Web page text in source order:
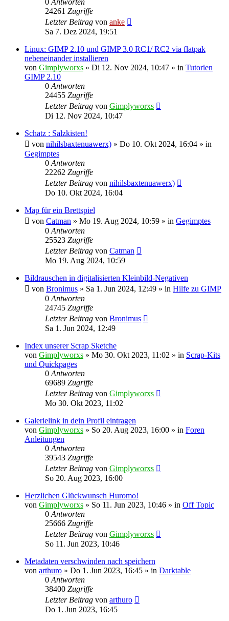
24261 Zugriffe
Letzter Beitrag von anke
Sa 7. Dez 2024, 19:51
Linux: GIMP 2.10 und GIMP 3.0 RC1/ RC2 via flatpak
nebeneinander installieren
von Gimplyworxs » Di 12. Nov 2024, 10:47 » in Tutorien
GIMP 2.10
0 Antworten
24455 Zugriffe
Letzter Beitrag von Gimplyworxs
Di 12. Nov 2024, 10:47
Schatz : Salzkisten!
von nihilsbaxtenuawerx) » Do 10. Okt 2024, 16:04 » in
Gegimptes
0 Antworten
22262 Zugriffe
Letzter Beitrag von nihilsbaxtenuawerx)
Do 10. Okt 2024, 16:04
Map für ein Brettspiel
von Catman » Mo 19. Aug 2024, 10:59 » in Gegimptes
0 Antworten
25523 Zugriffe
Letzter Beitrag von Catman
Mo 19. Aug 2024, 10:59
Bildrauschen in digitalisierten Kleinbild-Negativen
von Bronimus » Sa 1. Jun 2024, 12:49 » in Hilfe zu GIMP
0 Antworten
24745 Zugriffe
Letzter Beitrag von Bronimus
Sa 1. Jun 2024, 12:49
Index unserer Scrap Sketche
von Gimplyworxs » Mo 30. Okt 2023, 11:02 » in Scrap-Kits
und Quickpages
0 Antworten
69689 Zugriffe
Letzter Beitrag von Gimplyworxs
Mo 30. Okt 2023, 11:02
Galerielink in dein Profil eintragen
von Gimplyworxs » So 20. Aug 2023, 16:00 » in Foren
Anleitungen
0 Antworten
39543 Zugriffe
Letzter Beitrag von Gimplyworxs
So 20. Aug 2023, 16:00
Herzlichen Glückwunsch Huromo!
von Gimplyworxs » So 11. Jun 2023, 10:46 » in Off Topic
0 Antworten
25666 Zugriffe
Letzter Beitrag von Gimplyworxs
So 11. Jun 2023, 10:46
Metadaten verschwinden nach speichern
von arthuro » Do 1. Jun 2023, 16:45 » in Darktable
0 Antworten
38400 Zugriffe
Letzter Beitrag von arthuro
Do 1. Jun 2023, 16:45